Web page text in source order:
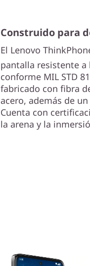
Construido para
El Lenovo
pantalla resistente
conforme MIL STD
fabricado con fibra
acero, además de
Cuenta con
la arena y la